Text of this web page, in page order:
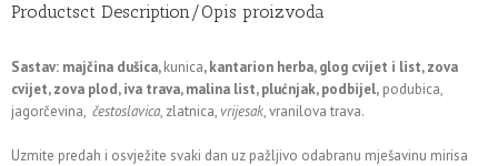
Productsct Description/Opis proizvoda
Sastav: majčina dušica,kunica, kantarion herba, glog cvijet i list, zova
cvijet, zova plod, iva trava, malina list, plućnjak, podbijel, podubica,
jagorčevina, čestoslavica, zlatnica, vrijesak, vranilova trava.
Uzmite predah i osvježite svaki dan uz pažljivo odabranu mješavinu mirisa